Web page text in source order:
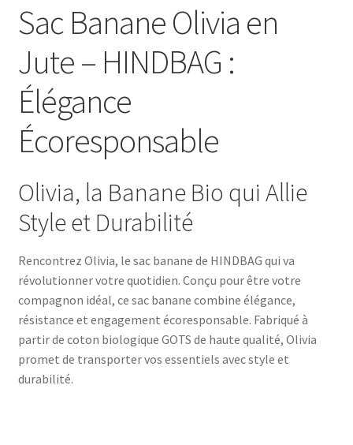
Sac Banane Olivia en
Jute – HINDBAG :
Élégance
Écoresponsable
Olivia, la Banane Bio qui Allie
Style et Durabilité
Rencontrez Olivia, le sac banane de HINDBAG qui va
révolutionner votre quotidien. Conçu pour être votre
compagnon idéal, ce sac banane combine élégance,
résistance et engagement écoresponsable. Fabriqué à
partir de coton biologique GOTS de haute qualité, Olivia
promet de transporter vos essentiels avec style et
durabilité.